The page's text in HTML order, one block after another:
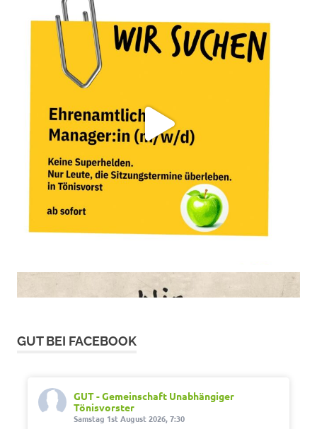
GUT BEI FACEBOOK
GUT - Gemeinschaft Unabhängiger
Tönisvorster
Samstag 1st August 2026, 7:30